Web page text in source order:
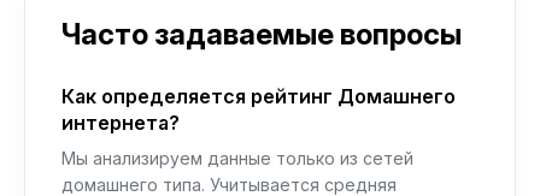
Часто задаваемые вопросы
Как определяется рейтинг Домашнего
интернета?
Мы анализируем данные только из сетей
домашнего типа. Учитывается средняя